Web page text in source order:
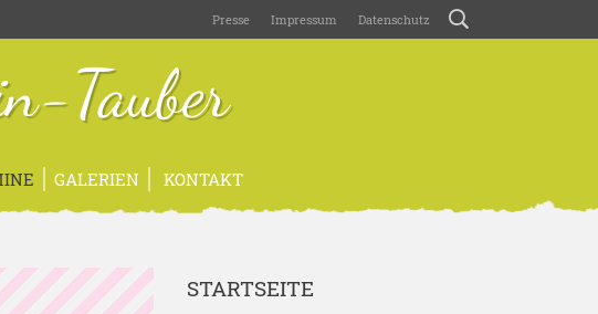
Presse Impressum Datenschutz
Tauber
GALERIEN KONTAKT
STARTSEITE